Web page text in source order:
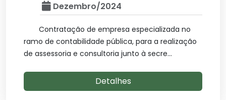
Dezembro/2024
Contratação de empresa especializada no
ramo de contabilidade pública, para a realização
de assessoria e consultoria junto à secre...
Detalhes